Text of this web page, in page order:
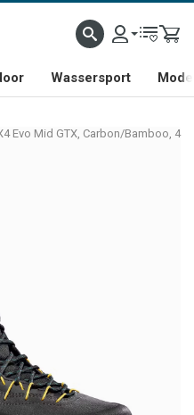
Wassersport
Evo Mid GTX, Carbon/Bamboo, 4